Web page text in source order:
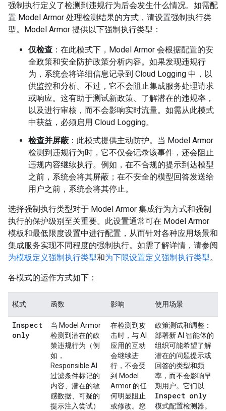
强制执行定义了检测到违规行为后会发生什么情况。如需配
置 Model Armor 处理检测结果的方式，请设置强制执行类
型。Model Armor 提供以下强制执行类型：
仅检查 ：在此模式下，Model Armor 会根据配置的安
全政策和安全防护政策分析内容。如果发现违规行
为，系统会将详细信息记录到 Cloud Logging 中，以
供监控和分析。不过，它不会阻止集成服务处理请求
或响应。这有助于测试新政策、了解潜在的违规率，
以及进行审核，而不会影响实时流量。如需从此模式
中获益，必须启用 Cloud Logging。
检查并屏蔽 ：此模式提供主动防护。当 Model Armor
检测到违规行为时，它不仅会记录该事件，还会阻止
违规内容继续执行。例如，在不合规的提示到达模型
之前，系统会将其屏蔽；在不安全的模型回答发送给
用户之前，系统会将其停止。
选择强制执行类型对于 Model Armor 集成行为方式和强制
执行的保护级别至关重要。此设置通常可在 Model Armor
模板和最低限度设置中进行配置，从而针对各种应用场景和
集成服务实现不同程度的强制执行。如需了解详情，请参阅
为模板定义强制执行类型和为下限设置定义强制执行类型。
各模式的运作方式如下：
模式 函数 影响 使用场景
Inspect
only
当 Model Armor
检测到潜在的政
策违规行为（例
如，
Responsible AI
过滤条件标记的
内容、潜在的敏
感数据、可疑的
提示注入尝试）
在检测到攻
击时，与 AI
应用的互动
会继续进
行，不会受
到 Model
Armor 的任
何明显阻止
或修改。您
政策测试和调整 ：
部署新 AI 智能体的
组织可能希望了解
潜在的问题提示或
回答的类型和频
率，而不会影响早
期用户。它们以
Inspect only
模式配置检测器。